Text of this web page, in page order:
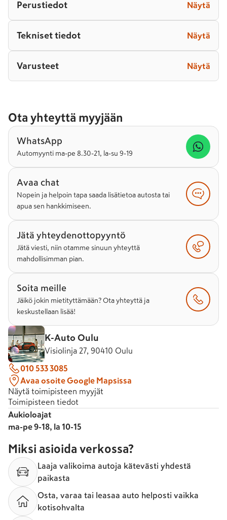
Perustiedot Näytä
Tekniset tiedot Näytä
Varusteet Näytä
Ota yhteyttä myyjään
WhatsApp
Automyynti ma-pe 8.30-21, la-su 9-19
Avaa chat
Nopein ja helpoin tapa saada lisätietoa autosta tai
apua sen hankkimiseen.
Jätä yhteydenottopyyntö
Jätä viesti, niin otamme sinuun yhteyttä
mahdollisimman pian.
Soita meille
Jäikö jokin mietityttämään? Ota yhteyttä ja
keskustellaan lisää!
K-Auto Oulu
Visiolinja 27, 90410 Oulu
010 533 3085
Avaa osoite Google Mapsissa
Näytä toimipisteen myyjät
Toimipisteen tiedot
Aukioloajat
ma-pe 9-18, la 10-15
Miksi asioida verkossa?
Laaja valikoima autoja kätevästi yhdestä
paikasta
Osta, varaa tai leasaa auto helposti vaikka
kotisohvalta